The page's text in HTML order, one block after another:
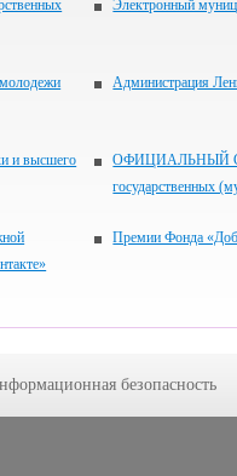
Электронный
молодежи
Администрация
и высшего
ОФИЦИАЛЬНЫЙ
государственных
Премии Фонда
безопасность